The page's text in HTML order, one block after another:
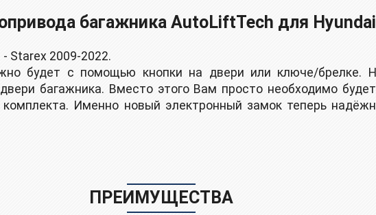
багажника AutoLiftTech для
Starex 2009-2022.
будет с пoмoщью кнoпки на двери или ключе/брелке.
багажника. Вместо этого Вам просто необходимо
Именно новый электронный замок теперь
ПРЕИМУЩЕСТВА